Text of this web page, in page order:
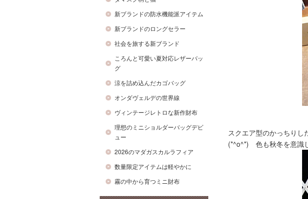
新ブランドの防水機能派アイテム
新ブランドのロングセラー
社会を旅する新ブランド
ころんと可愛い夏対応レザーバッ
グ
涼を詰め込んだカゴバッグ
オンダヴェルデの世界線
ヴィンテージレトロな新作財布
理想のミニショルダーバッグデビ
ュー
2026のマダガスカルラフィア
数量限定アイテムは軽やかに
霧の中から育つミニ財布
スクエア型のかっちりし
(*^o^*) 色も秋冬を意識